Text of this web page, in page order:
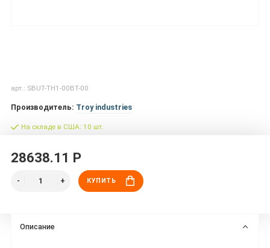
арт.: SBUT-TH1-00BT-00
Производитель: Troy industries
На складе в США: 10 шт.
28638.11 Р
КУПИТЬ
Описание